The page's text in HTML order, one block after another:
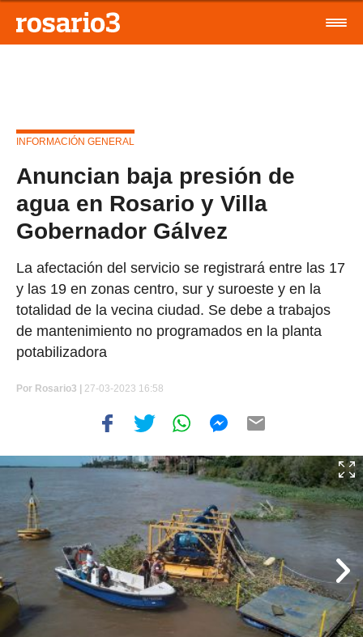
INFORMACIÓN GENERAL
Anuncian baja presión de
agua en Rosario y Villa
Gobernador Gálvez
La afectación del servicio se registrará entre las 17
y las 19 en zonas centro, sur y suroeste y en la
totalidad de la vecina ciudad. Se debe a trabajos
de mantenimiento no programados en la planta
potabilizadora
Por Rosario3 | 27-03-2023 16:58